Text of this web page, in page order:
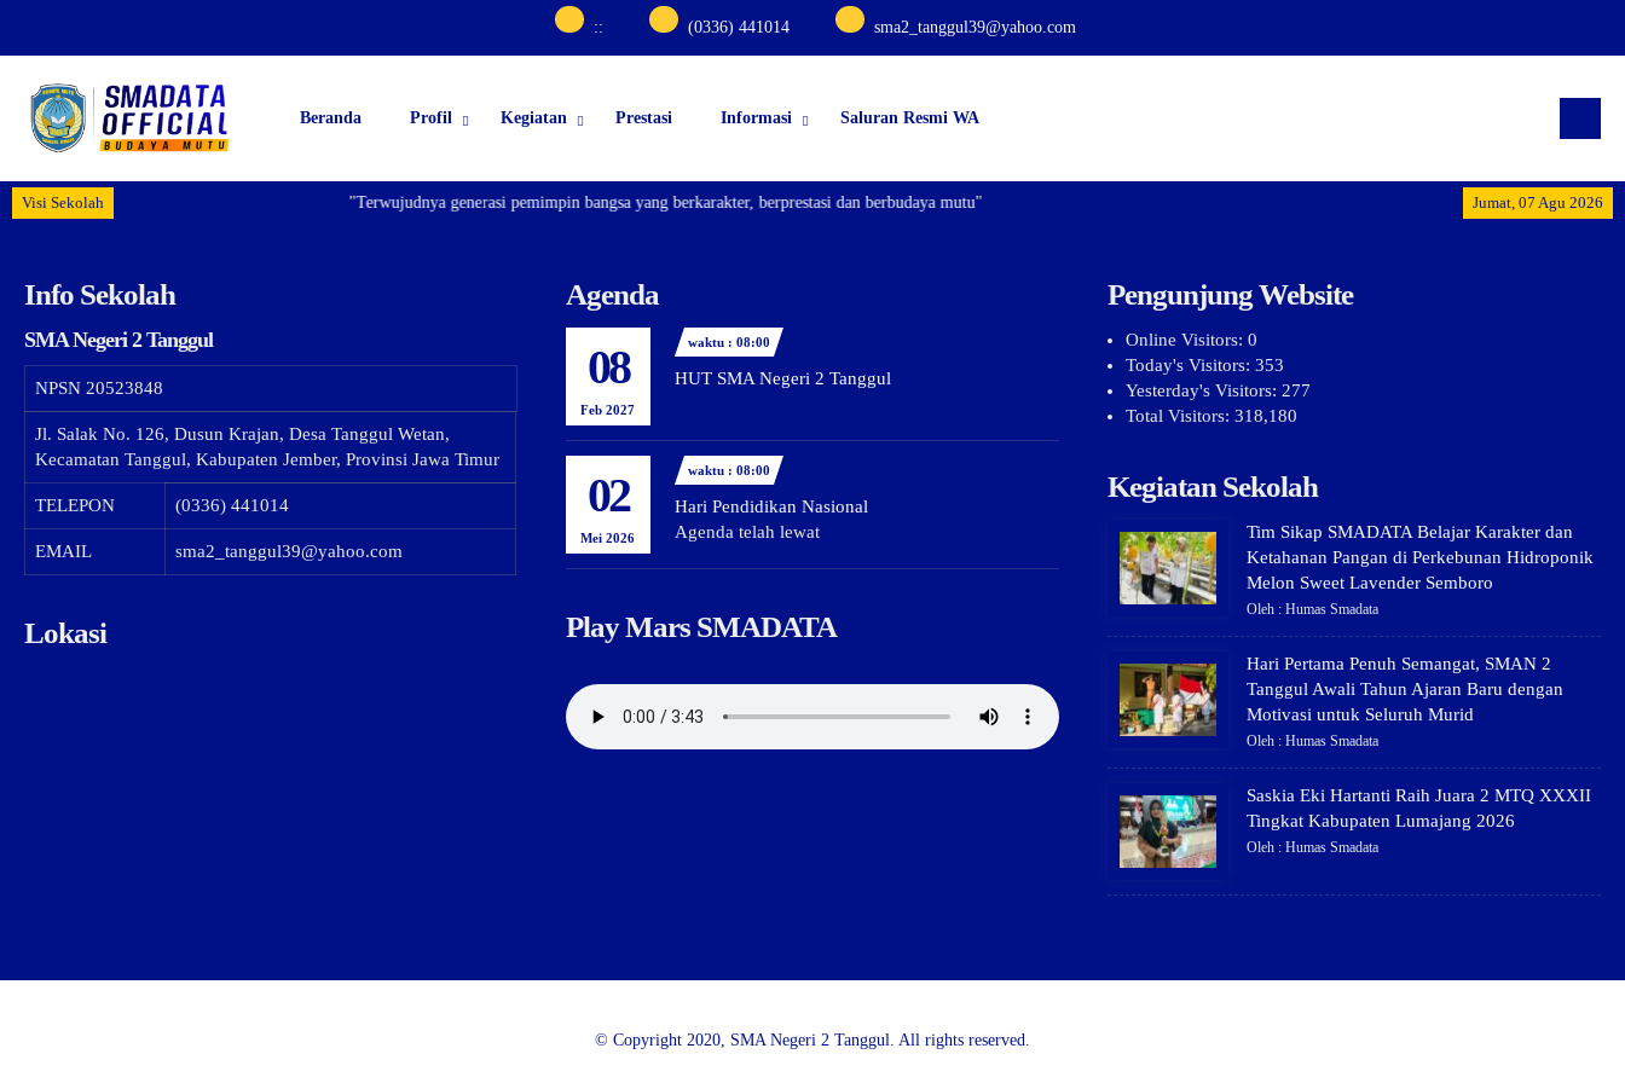
:: (0336) 441014 sma2_tanggul39@yahoo.com
Beranda Profil Kegiatan Prestasi Informasi Saluran Resmi WA
Visi Sekolah Jumat, 07 Agu 2026
"Terwujudnya
"Terwujudnya generasi pemimpin bangsa yang berkarakter, berprestasi dan berbudaya mutu"
Info Sekolah
SMA Negeri 2 Tanggul
NPSN 20523848
Jl. Salak No. 126, Dusun Krajan, Desa Tanggul Wetan,
Kecamatan Tanggul, Kabupaten Jember, Provinsi Jawa Timur
TELEPON (0336) 441014
EMAIL sma2_tanggul39@yahoo.com
Lokasi
Agenda
08
Feb 2027
waktu : 08:00
HUT SMA Negeri 2 Tanggul
02
Mei 2026
waktu : 08:00
Hari Pendidikan Nasional
Agenda telah lewat
Play Mars SMADATA
Pengunjung Website
Online Visitors: 0
Today's Visitors: 353
Yesterday's Visitors: 277
Total Visitors: 318,180
Kegiatan Sekolah
Tim Sikap SMADATA Belajar Karakter dan
Ketahanan Pangan di Perkebunan Hidroponik
Melon Sweet Lavender Semboro
Oleh : Humas Smadata
Hari Pertama Penuh Semangat, SMAN 2
Tanggul Awali Tahun Ajaran Baru dengan
Motivasi untuk Seluruh Murid
Oleh : Humas Smadata
Saskia Eki Hartanti Raih Juara 2 MTQ XXXII
Tingkat Kabupaten Lumajang 2026
Oleh : Humas Smadata
© Copyright 2020, SMA Negeri 2 Tanggul. All rights reserved.